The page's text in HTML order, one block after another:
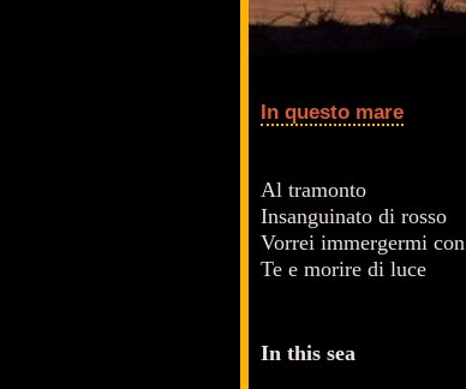
In questo mare
Al tramonto
Insanguinato di rosso
Vorrei immergermi con
Te e morire di luce
In this sea